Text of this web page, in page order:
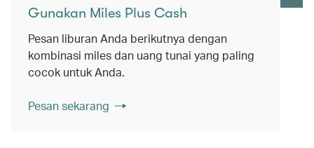
Gunakan Miles Plus Cash
Pesan liburan Anda berikutnya dengan
kombinasi miles dan uang tunai yang paling
cocok untuk Anda.
Pesan sekarang